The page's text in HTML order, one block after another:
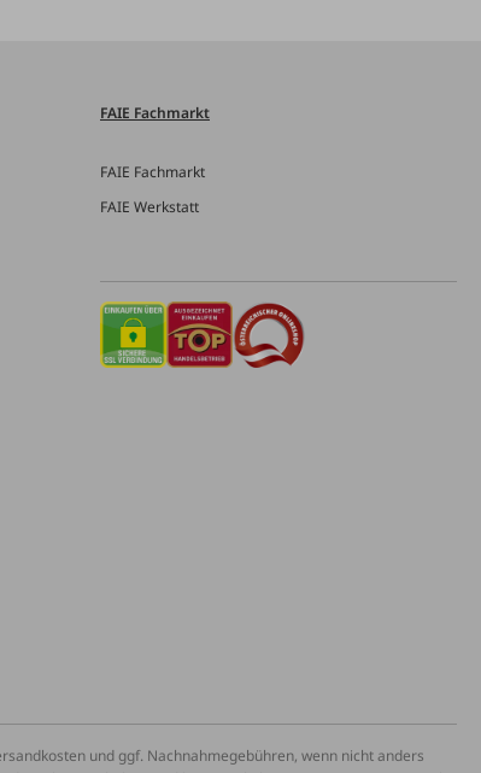
FAIE Fachmarkt
FAIE Fachmarkt
FAIE Werkstatt
und ggf. Nachnahmegebühren, wenn nicht anders